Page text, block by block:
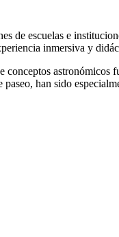
de escuelas e
inmersiva y
astronómicos
han sido